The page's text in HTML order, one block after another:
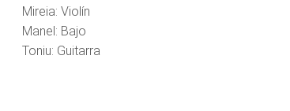
Mireia: Violín
Manel: Bajo
Toniu: Guitarra